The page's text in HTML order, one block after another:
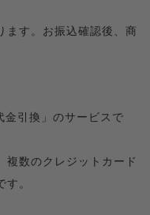
ます。お振込確認後、商
金引換」のサービスで
複数のクレジットカード
。